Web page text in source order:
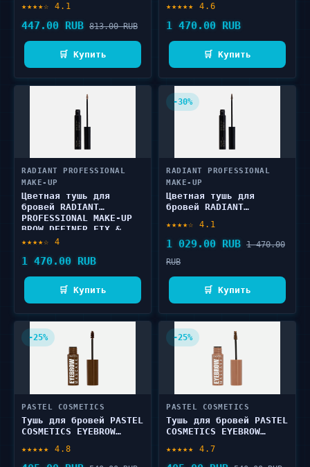
★★★★☆ 4.1
447.00 RUB 813.00 RUB
🛒 Купить
BROW DEFINER FIX &
COLOR 5 мл
★★★★★ 4.6
1 470.00 RUB
🛒 Купить
RADIANT PROFESSIONAL
MAKE-UP
Цветная тушь для
бровей RADIANT
PROFESSIONAL MAKE-UP
BROW DEFINER FIX &
COLOR 5 мл
★★★★☆ 4
1 470.00 RUB
🛒 Купить
-30%
RADIANT PROFESSIONAL
MAKE-UP
Цветная тушь для
бровей RADIANT
BROW DEFINER FIX &
COLOR 5 мл
★★★★☆ 4.1
1 029.00 RUB 1 470.00
RUB
🛒 Купить
-25%
PASTEL COSMETICS
Тушь для бровей PASTEL
COSMETICS EYEBROW
★★★★★ 4.8
-25%
PASTEL COSMETICS
Тушь для бровей PASTEL
COSMETICS EYEBROW
★★★★★ 4.7